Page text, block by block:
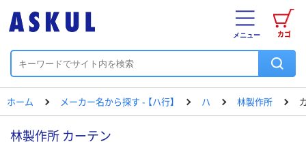
カゴ
メニュー
ホーム メーカー名から探す - 【ハ行】 ハ 林製作所
林製作所 カーテン